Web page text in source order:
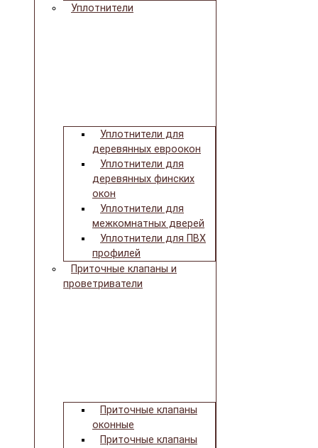
Уплотнители
Уплотнители для
деревянных евроокон
Уплотнители для
деревянных финских
окон
Уплотнители для
межкомнатных дверей
Уплотнители для ПВХ
профилей
Приточные клапаны и
проветриватели
Приточные клапаны
оконные
Приточные клапаны